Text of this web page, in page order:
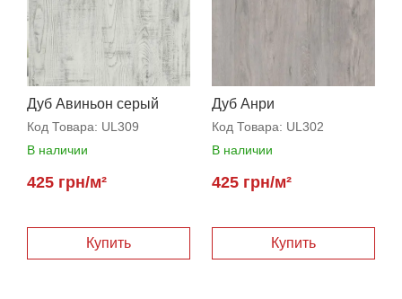
Дуб Авиньон серый
Код Товара: UL309
В наличии
425 грн/м²
Дуб Анри
Код Товара: UL302
В наличии
425 грн/м²